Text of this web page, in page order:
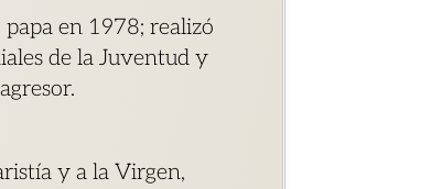
papa en 1978; realizó
de la Juventud y
y a la Virgen,